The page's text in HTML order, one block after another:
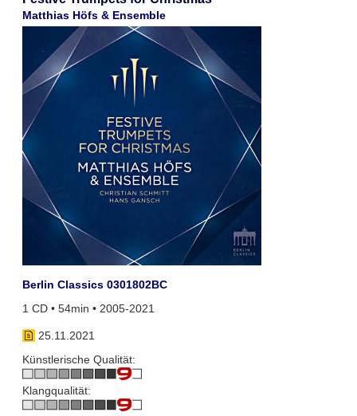
Matthias Höfs & Ensemble
Berlin Classics 0301802BC
1 CD • 54min • 2005-2021
25.11.2021
Künstlerische Qualität:
Klangqualität: